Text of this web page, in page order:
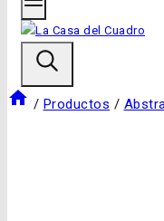
/ Productos /